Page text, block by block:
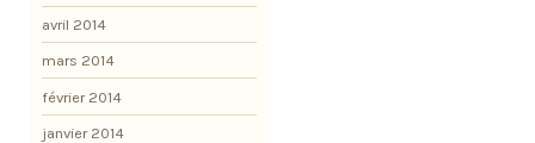
avril 2014
mars 2014
février 2014
janvier 2014